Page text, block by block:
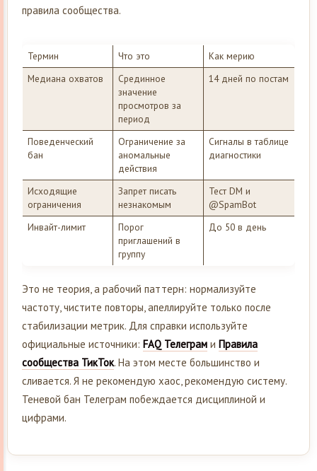
правила сообщества.
Термин Что это
Как мерию
Медиана охватов
Срединное
значение
просмотров за
период
14 дней по постам
Поведенческий
бан
Ограничение за
аномальные
действия
Сигналы в таблице
диагностики
Исходящие
ограничения
Запрет писать
незнакомым
Тест DM и
@SpamBot
Инвайт-лимит
Порог
приглашений в
группу
До 50 в день
Это не теория, а рабочий паттерн: нормализуйте
частоту, чистите повторы, апеллируйте только после
стабилизации метрик. Для справки используйте
официальные источники: FAQ Телеграм и Правила
сообщества ТикТок. На этом месте большинство и
сливается. Я не рекомендую хаос, рекомендую систему.
Теневой бан Телеграм побеждается дисциплиной и
цифрами.